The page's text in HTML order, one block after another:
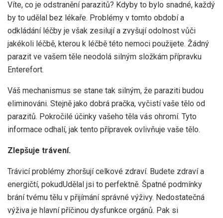
Víte, co je odstranění parazitů? Kdyby to bylo snadné, každý
by to udělal bez lékaře. Problémy v tomto období a
odkládání léčby je však zesilují a zvyšují odolnost vůči
jakékoli léčbě, kterou k léčbě této nemoci použijete. Žádný
parazit ve vašem těle neodolá silným složkám přípravku
Enterefort.
Váš mechanismus se stane tak silným, že paraziti budou
eliminováni. Stejně jako dobrá pračka, vyčistí vaše tělo od
parazitů. Pokročilé účinky vašeho těla vás ohromí. Tyto
informace odhalí, jak tento přípravek ovlivňuje vaše tělo.
Zlepšuje trávení.
Trávicí problémy zhoršují celkové zdraví. Budete zdraví a
energičtí, pokudUdělal jsi to perfektně. Špatné podmínky
brání tvému ​​tělu v přijímání správné výživy. Nedostatečná
výživa je hlavní příčinou dysfunkce orgánů. Pak si